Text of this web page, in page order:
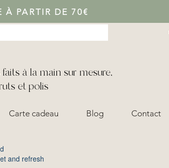
À PARTIR DE 70€
à la main sur mesure,
et polis
Carte cadeau Blog Contact
and refresh